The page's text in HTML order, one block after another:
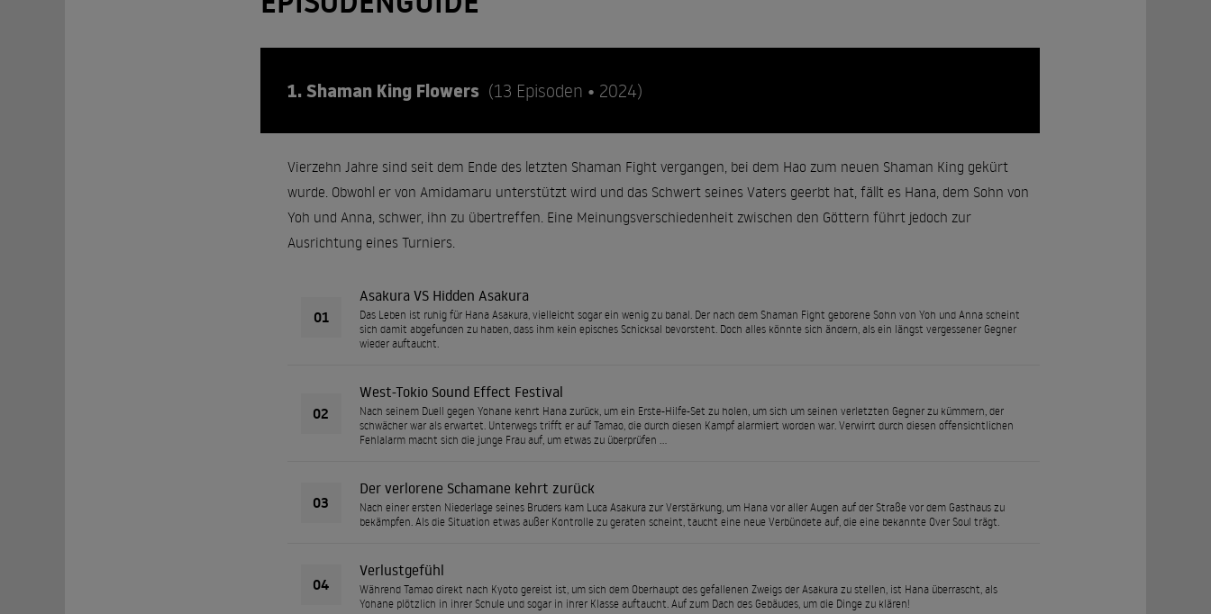
1. Shaman King Flowers (13 Episoden • 2024)
Vierzehn Jahre sind seit dem Ende des letzten Shaman Fight vergangen, bei dem Hao zum neuen Shaman King gekürt
wurde. Obwohl er von Amidamaru unterstützt wird und das Schwert seines Vaters geerbt hat, fällt es Hana, dem Sohn von
Yoh und Anna, schwer, ihn zu übertreffen. Eine Meinungsverschiedenheit zwischen den Göttern führt jedoch zur
Ausrichtung eines Turniers.
01
Asakura VS Hidden Asakura
Das Leben ist ruhig für Hana Asakura, vielleicht sogar ein wenig zu banal. Der nach dem Shaman Fight geborene Sohn von Yoh und Anna scheint
sich damit abgefunden zu haben, dass ihm kein episches Schicksal bevorsteht. Doch alles könnte sich ändern, als ein längst vergessener Gegner
wieder auftaucht.
02
West-Tokio Sound Effect Festival
Nach seinem Duell gegen Yohane kehrt Hana zurück, um ein Erste-Hilfe-Set zu holen, um sich um seinen verletzten Gegner zu kümmern, der
schwächer war als erwartet. Unterwegs trifft er auf Tamao, die durch diesen Kampf alarmiert worden war. Verwirrt durch diesen offensichtlichen
Fehlalarm macht sich die junge Frau auf, um etwas zu überprüfen ...
03
Der verlorene Schamane kehrt zurück
Nach einer ersten Niederlage seines Bruders kam Luca Asakura zur Verstärkung, um Hana vor aller Augen auf der Straße vor dem Gasthaus zu
bekämpfen. Als die Situation etwas außer Kontrolle zu geraten scheint, taucht eine neue Verbündete auf, die eine bekannte Over Soul trägt.
04
Verlustgefühl
Während Tamao direkt nach Kyoto gereist ist, um sich dem Oberhaupt des gefallenen Zweigs der Asakura zu stellen, ist Hana überrascht, als
Yohane plötzlich in ihrer Schule und sogar in ihrer Klasse auftaucht. Auf zum Dach des Gebäudes, um die Dinge zu klären!